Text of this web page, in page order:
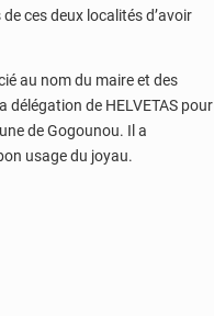
ces deux localités d’avoir
au nom du maire et des
de HELVETAS pour
de Gogounou. Il a
usage du joyau.